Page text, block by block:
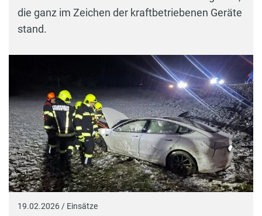
die ganz im Zeichen der kraftbetriebenen Geräte
stand.
19.02.2026 / Einsätze